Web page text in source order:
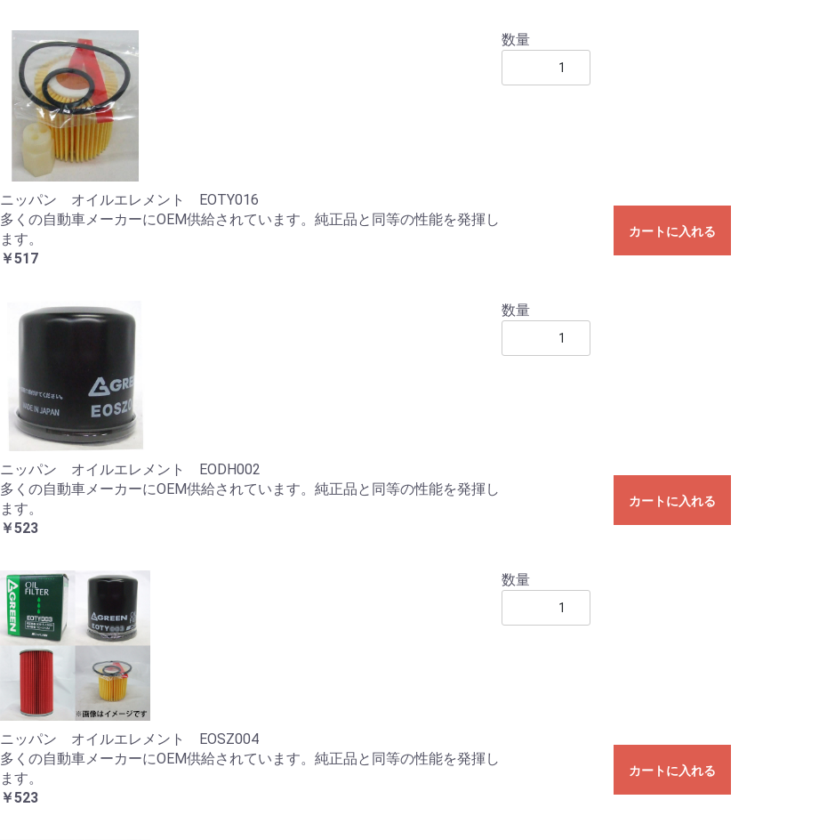
ニッパン オイルエレメント EOTY016
多くの自動車メーカーにOEM供給されています。純正品と同等の性能を発揮し
ます。
￥517
数量
カートに入れる
ニッパン オイルエレメント EODH002
多くの自動車メーカーにOEM供給されています。純正品と同等の性能を発揮し
ます。
￥523
数量
カートに入れる
ニッパン オイルエレメント EOSZ004
多くの自動車メーカーにOEM供給されています。純正品と同等の性能を発揮し
ます。
￥523
数量
カートに入れる